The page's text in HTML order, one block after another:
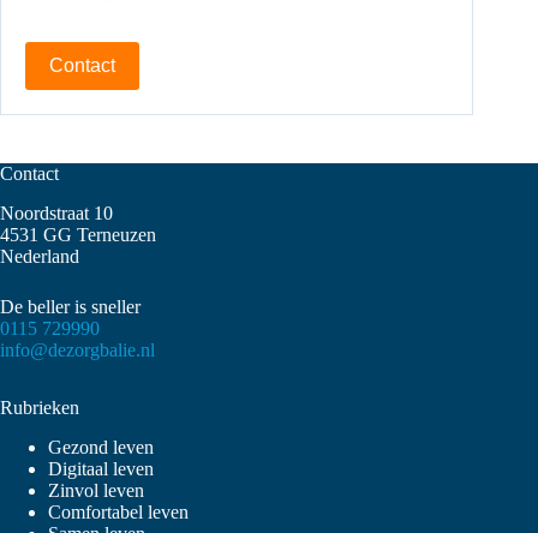
Contact
Contact
Noordstraat 10
4531 GG Terneuzen
Nederland
De beller is sneller
0115 729990
info@dezorgbalie.nl
Rubrieken
Gezond leven
Digitaal leven
Zinvol leven
Comfortabel leven